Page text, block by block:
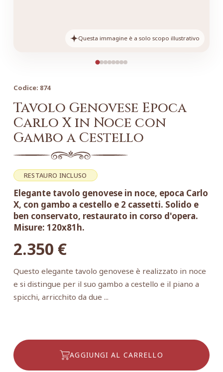
Questa immagine è a solo scopo illustrativo
Codice: 874
Tavolo Genovese Epoca
Carlo X in Noce con
Gambo a Cestello
RESTAURO INCLUSO
Elegante tavolo genovese in noce, epoca Carlo
X, con gambo a cestello e 2 cassetti. Solido e
ben conservato, restaurato in corso d'opera.
Misure: 120x81h.
2.350 €
Questo elegante tavolo genovese è realizzato in noce
e si distingue per il suo gambo a cestello e il piano a
spicchi, arricchito da due ...
AGGIUNGI AL CARRELLO